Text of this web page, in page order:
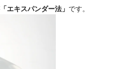
「エキスパンダー法」 です。